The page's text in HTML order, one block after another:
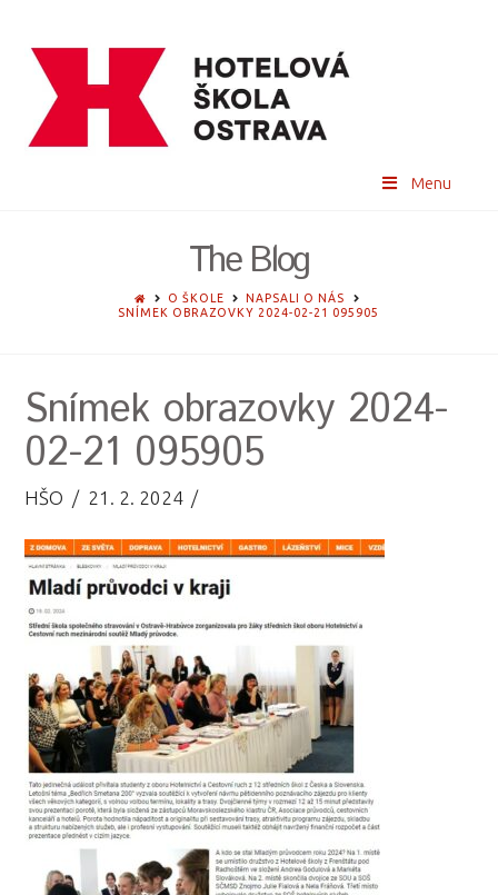
Menu
The Blog
HOMEO ŠKOLE
NAPSALI O NÁS
SNÍMEK OBRAZOVKY 2024-02-21 095905
Snímek obrazovky 2024-
02-21 095905
HŠO 21. 2. 2024